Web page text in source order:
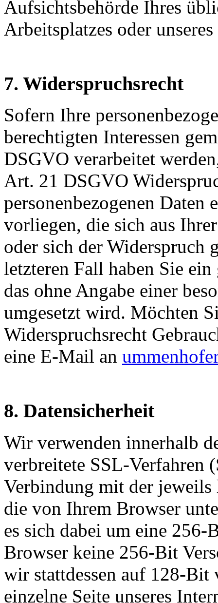
Aufsichtsbehörde Ihres
Arbeitsplatzes oder
7. Widerspruchsrecht
Sofern Ihre
berechtigten Interessen
DSGVO verarbeitet
Art. 21 DSGVO
personenbezogenen
vorliegen, die sich aus
oder sich der Widerspruch
letzteren Fall haben Sie
das ohne Angabe einer
umgesetzt wird. Möchten
Widerspruchsrecht
eine E-Mail an
8. Datensicherheit
Wir verwenden innerhalb
verbreitete SSL-Verfahren
Verbindung mit der jeweils
die von Ihrem Browser
es sich dabei um eine
Browser keine 256-Bit
wir stattdessen auf 128-Bit
einzelne Seite unseres